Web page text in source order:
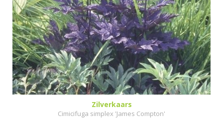
Zilverkaars
Cimicifuga simplex 'James Compton'